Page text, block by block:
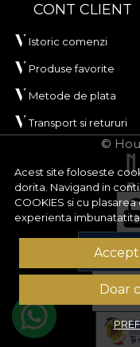
Acest site foloseste
dorita. Navigand in
COOKIES si cu
experienta imbunatatita.
Doar
CONT CLIENT
Istoric comenzi
Produse favorite
Metode de plata
Transport si retururi
©